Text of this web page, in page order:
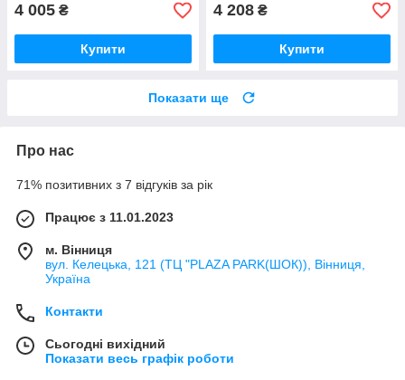
4 005 ₴
Купити
4 208 ₴
Купити
Показати ще
Про нас
71% позитивних з 7 відгуків за рік
Працює з 11.01.2023
м. Вінниця
вул. Келецька, 121 (ТЦ "PLAZA PARK(ШОК)), Вінниця,
Україна
Контакти
Сьогодні вихідний
Показати весь графік роботи